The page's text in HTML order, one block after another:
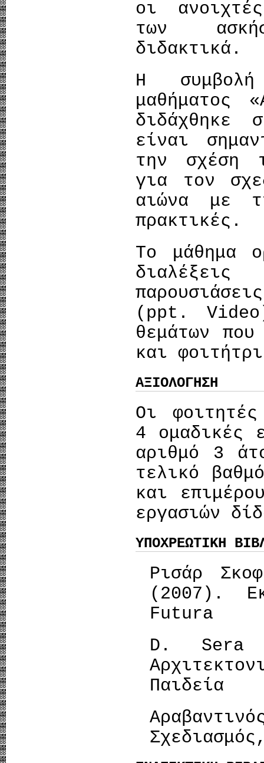
οι
των
διδακτικά.
Η
μαθήματος
διδάχθηκε
είναι
την σχέση
για τον
αιώνα με
πρακτικές.
Το μάθημα
(ppt.
θεμάτων που
και
ΑΞΙΟΛΟΓΗΣΗ
Οι
4 ομαδικές
αριθμό 3
τελικό
και
εργασιών
ΥΠΟΧΡΕΩΤΙΚΗ
Ρισάρ
(2007).
Futura
D.
Παιδεία